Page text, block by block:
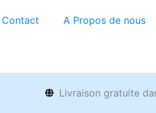
Contact A Propos de nous
Livraison gratuite